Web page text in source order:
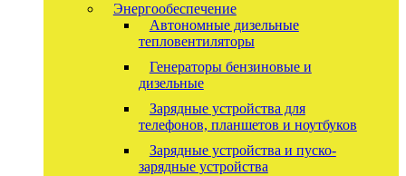
Энергообеспечение
Автономные дизельные
тепловентиляторы
Генераторы бензиновые и
дизельные
Зарядные устройства для
телефонов, планшетов и ноутбуков
Зарядные устройства и пуско-
зарядные устройства